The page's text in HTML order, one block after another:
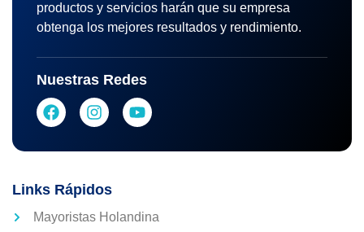
productos y servicios harán que su empresa
obtenga los mejores resultados y rendimiento.
Nuestras Redes
Links Rápidos
Mayoristas Holandina